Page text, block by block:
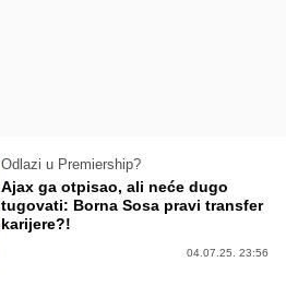
Odlazi u Premiership?
Ajax ga otpisao, ali neće dugo
tugovati: Borna Sosa pravi transfer
karijere?!
04.07.25. 23:56